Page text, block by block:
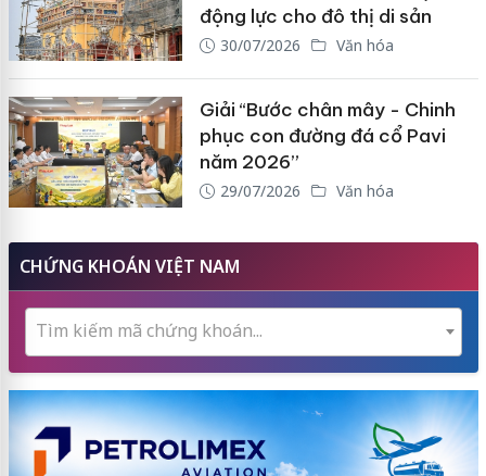
động lực cho đô thị di sản
30/07/2026 Văn hóa
Giải “Bước chân mây - Chinh
phục con đường đá cổ Pavi
năm 2026”
29/07/2026 Văn hóa
CHỨNG KHOÁN VIỆT NAM
Tìm kiếm mã chứng khoán...